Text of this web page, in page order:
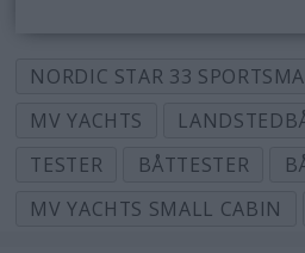
NORDIC STAR 33
MV YACHTS
TESTER
BÅTTESTER
MV YACHTS SMALL CABIN